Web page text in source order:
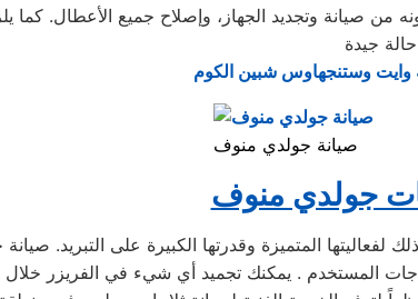
حالة جيدة
وايت وستنجهاوس شبين الكوم
صيانة جولدي منوف
جولدي منوف
لفعاليتها المتميزة وقدرتها الكبيرة على التبريد.